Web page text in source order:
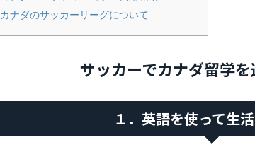
カナダのサッカーリーグについて
サッカーでカナダ留学
１．英語を使って生